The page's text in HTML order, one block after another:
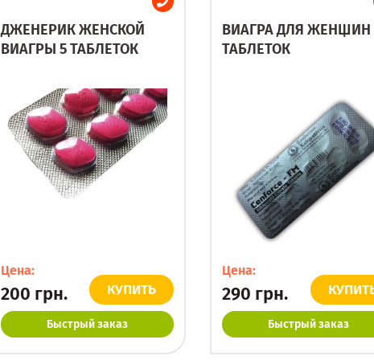
ДЖЕНЕРИК ЖЕНСКОЙ
ВИАГРЫ 5 ТАБЛЕТОК
Цена:
200 грн. КУПИТЬ
Быстрый заказ
ВИАГРА ДЛЯ ЖЕНЩИН
ТАБЛЕТОК
Цена:
290 грн.
Быстрый заказ